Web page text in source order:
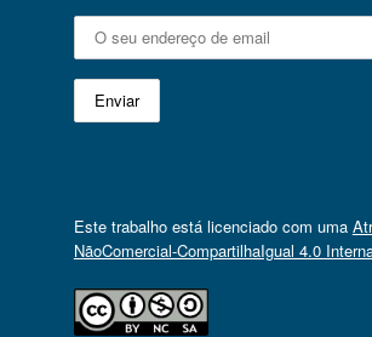
Este trabalho está licenciado com uma
NãoComercial-CompartilhaIgual 4.0